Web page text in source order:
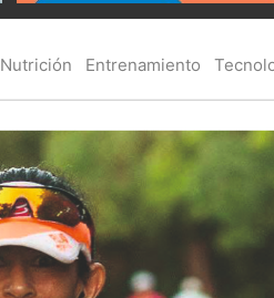
Nutrición Entrenamiento